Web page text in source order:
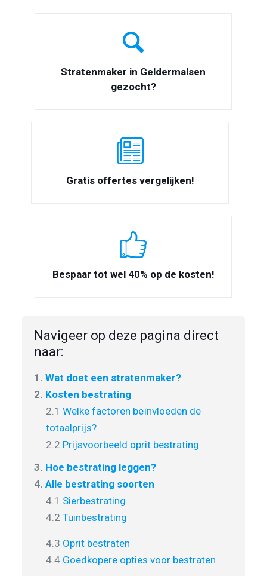
Stratenmaker in Geldermalsen
gezocht?
Gratis offertes vergelijken!
Bespaar tot wel 40% op de kosten!
Navigeer op deze pagina direct
naar:
1. Wat doet een stratenmaker?
2. Kosten bestrating
2.1 Welke factoren beïnvloeden de
totaalprijs?
2.2 Prijsvoorbeeld oprit bestrating
3. Hoe bestrating leggen?
4. Alle bestrating soorten
4.1 Sierbestrating
4.2 Tuinbestrating
4.3 Oprit bestraten
4.4 Goedkopere opties voor bestraten